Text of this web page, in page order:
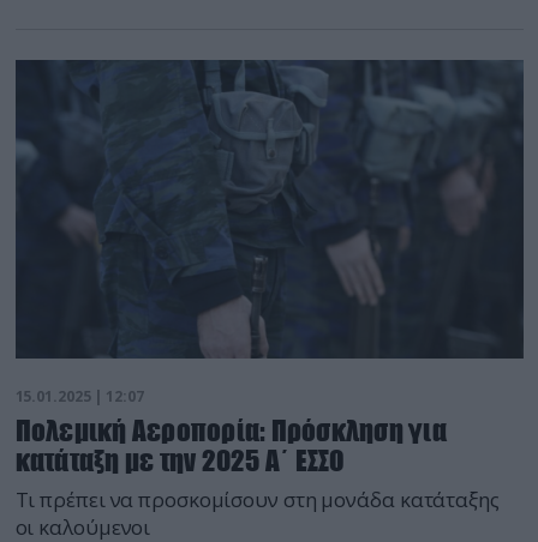
15.01.2025 | 12:07
Πολεμική Αεροπορία: Πρόσκληση για
κατάταξη με την 2025 Α΄ ΕΣΣΟ
Τι πρέπει να προσκομίσουν στη μονάδα κατάταξης
οι καλούμενοι